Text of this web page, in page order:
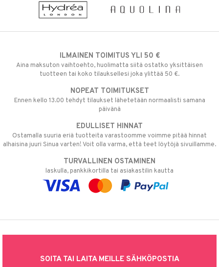
ILMAINEN TOIMITUS YLI 50 €
Aina maksuton vaihtoehto, huolimatta siitä ostatko yksittäisen
tuotteen tai koko tilauksellesi joka ylittää 50 €.
NOPEAT TOIMITUKSET
Ennen kello 13.00 tehdyt tilaukset lähetetään normaalisti samana
päivänä
EDULLISET HINNAT
Ostamalla suuria eriä tuotteita varastoomme voimme pitää hinnat
alhaisina juuri Sinua varten! Voit olla varma, että teet löytöjä sivuillamme.
TURVALLINEN OSTAMINEN
laskulla, pankkikortilla tai asiakastilin kautta
SOITA TAI LAITA MEILLE SÄHKÖPOSTIA